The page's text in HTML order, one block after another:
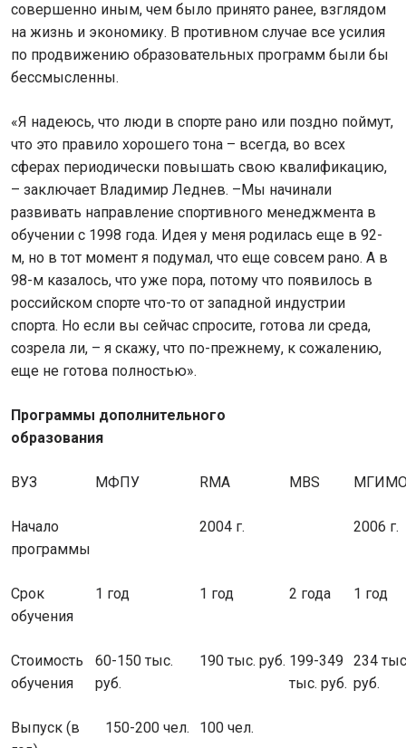
совершенно иным, чем было принято ранее, взглядом
на жизнь и экономику. В противном случае все усилия
по продвижению образовательных программ были бы
бессмысленны.
«Я надеюсь, что люди в спорте рано или поздно поймут,
что это правило хорошего тона – всегда, во всех
сферах периодически повышать свою квалификацию,
– заключает Владимир Леднев. –Мы начинали
развивать направление спортивного менеджмента в
обучении с 1998 года. Идея у меня родилась еще в 92-
м, но в тот момент я подумал, что еще совсем рано. А в
98-м казалось, что уже пора, потому что появилось в
российском спорте что-то от западной индустрии
спорта. Но если вы сейчас спросите, готова ли среда,
созрела ли, – я скажу, что по-прежнему, к сожалению,
еще не готова полностью».
Программы дополнительного
образования
ВУЗ МФПУ RMA MBS
Начало
программы
2004 г. 2006 г.
Срок
обучения
1 год 1 год 2 года 1 год
Стоимость
обучения
60-150 тыс.
руб.
190 тыс. руб. 199-349
тыс. руб.
234
руб.
Выпуск (в
150-200 чел. 100 чел.